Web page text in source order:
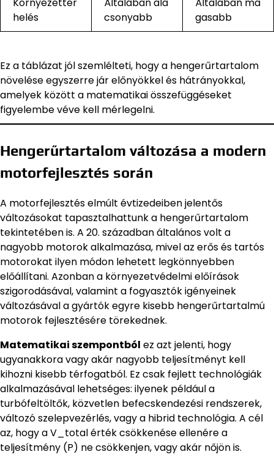
Környezetter
helés
Általában ala
csonyabb
Általában ma
gasabb
Ez a táblázat jól szemlélteti, hogy a hengerűrtartalom
növelése egyszerre jár előnyökkel és hátrányokkal,
amelyek között a matematikai összefüggéseket
figyelembe véve kell mérlegelni.
Hengerűrtartalom változása a modern
motorfejlesztés során
A motorfejlesztés elmúlt évtizedeiben jelentős
változásokat tapasztalhattunk a hengerűrtartalom
tekintetében is. A 20. században általános volt a
nagyobb motorok alkalmazása, mivel az erős és tartós
motorokat ilyen módon lehetett legkönnyebben
előállítani. Azonban a környezetvédelmi előírások
szigorodásával, valamint a fogyasztók igényeinek
változásával a gyártók egyre kisebb hengerűrtartalmú
motorok fejlesztésére törekednek.
Matematikai szempontból ez azt jelenti, hogy
ugyanakkora vagy akár nagyobb teljesítményt kell
kihozni kisebb térfogatból. Ez csak fejlett technológiák
alkalmazásával lehetséges: ilyenek például a
turbófeltöltők, közvetlen befecskendezési rendszerek,
változó szelepvezérlés, vagy a hibrid technológia. A cél
az, hogy a V_total érték csökkenése ellenére a
teljesítmény (P) ne csökkenjen, vagy akár nőjön is.